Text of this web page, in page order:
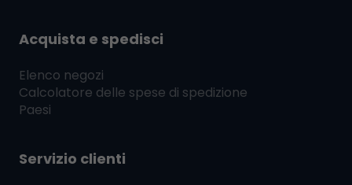
Acquista e spedisci
Elenco negozi
Calcolatore delle spese di spedizione
Paesi
Servizio clienti